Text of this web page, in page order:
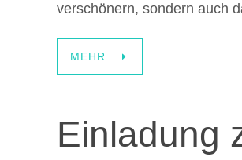
verschönern, sondern auch
MEHR…
Einladung